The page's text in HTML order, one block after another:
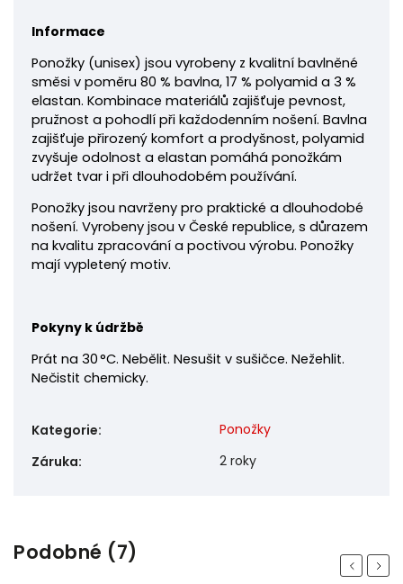
Informace
Ponožky (unisex) jsou vyrobeny z kvalitní bavlněné
směsi v poměru 80 % bavlna, 17 % polyamid a 3 %
elastan. Kombinace materiálů zajišťuje pevnost,
pružnost a pohodlí při každodenním nošení. Bavlna
zajišťuje přirozený komfort a prodyšnost, polyamid
zvyšuje odolnost a elastan pomáhá ponožkám
udržet tvar i při dlouhodobém používání.
Ponožky jsou navrženy pro praktické a dlouhodobé
nošení. Vyrobeny jsou v České republice, s důrazem
na kvalitu zpracování a poctivou výrobu. Ponožky
mají vypletený motiv.
Pokyny k údržbě
Prát na 30 °C. Nebělit. Nesušit v sušičce. Nežehlit.
Nečistit chemicky.
Kategorie:
Ponožky
Záruka: 2 roky
Podobné (7) Previous
Next